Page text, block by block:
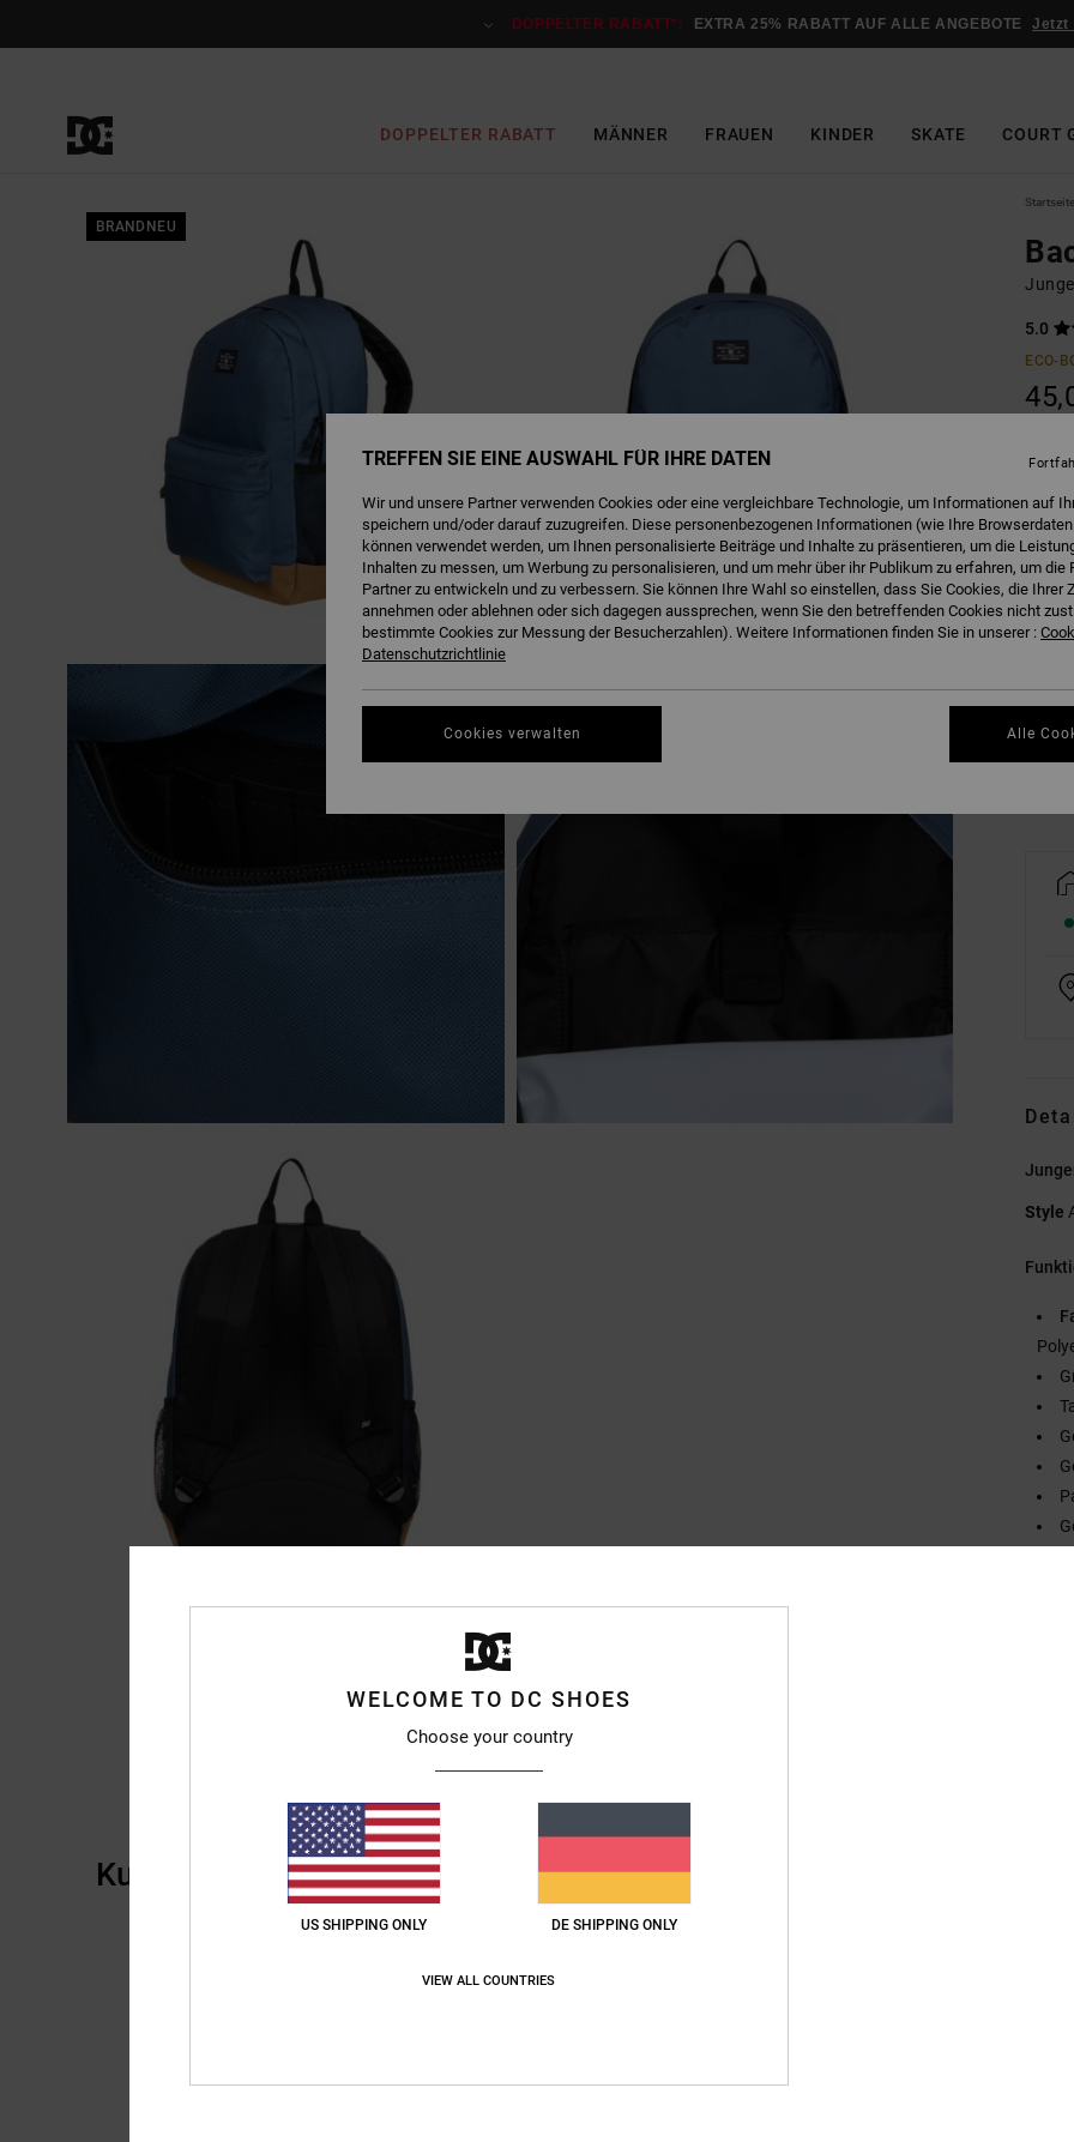
DOPPELTER RABATT*: EXTRA 25% RABATT AUF ALLE ANGEBOTE Jetzt
DOPPELTER RABATT MÄNNER FRAUEN KINDER SKATE COURT
BRANDNEU
Startseite
5.0
ECO-
Style
Kundenbewertungen
WELCOME TO DC SHOES
Choose your country
US SHIPPING ONLY DE SHIPPING ONLY
VIEW ALL COUNTRIES
TREFFEN SIE EINE AUSWAHL FÜR IHRE DATEN
Wir und unsere Partner verwenden Cookies oder eine vergleichbare Technologie, um Informationen auf
speichern und/oder darauf zuzugreifen. Diese personenbezogenen Informationen (wie Ihre
können verwendet werden, um Ihnen personalisierte Beiträge und Inhalte zu präsentieren, um die
Inhalten zu messen, um Werbung zu personalisieren, und um mehr über ihr Publikum zu erfahren, um die
Partner zu entwickeln und zu verbessern. Sie können Ihre Wahl so einstellen, dass Sie Cookies, die Ihrer
annehmen oder ablehnen oder sich dagegen aussprechen, wenn Sie den betreffenden Cookies nicht
bestimmte Cookies zur Messung der Besucherzahlen). Weitere Informationen finden Sie in unserer :
Datenschutzrichtlinie
Cookies verwalten Alle